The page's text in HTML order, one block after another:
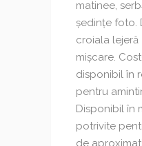
matinee,
ședințe foto.
croiala
mișcare.
disponibil în
pentru
Disponibil în
potrivite
de